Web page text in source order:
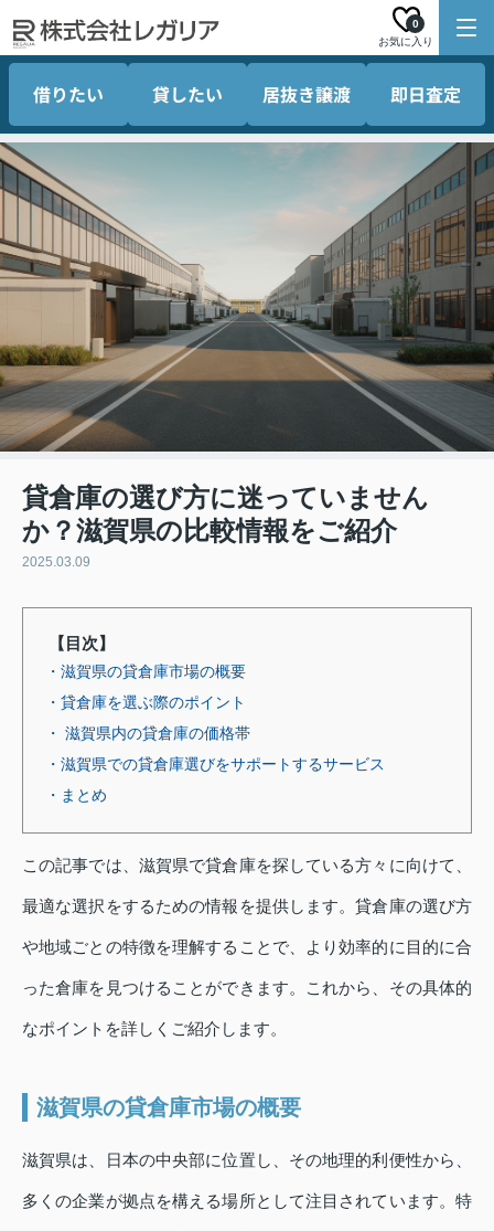
お気に入り
0
借りたい 貸したい 居抜き譲渡 即日査定
貸倉庫の選び方に迷っていません
か？滋賀県の比較情報をご紹介
2025.03.09
【目次】
・滋賀県の貸倉庫市場の概要
・貸倉庫を選ぶ際のポイント
・ 滋賀県内の貸倉庫の価格帯
・滋賀県での貸倉庫選びをサポートするサービス
・まとめ
この記事では、滋賀県で貸倉庫を探している方々に向けて、
最適な選択をするための情報を提供します。貸倉庫の選び方
や地域ごとの特徴を理解することで、より効率的に目的に合
った倉庫を見つけることができます。これから、その具体的
なポイントを詳しくご紹介します。
滋賀県の貸倉庫市場の概要
滋賀県は、日本の中央部に位置し、その地理的利便性から、
多くの企業が拠点を構える場所として注目されています。特